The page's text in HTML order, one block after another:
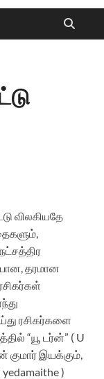
விலகியதே
தரமான
ரசிகர்களை
“யூ டர்ன்” ( U
குமார் இயக்கும்,
)